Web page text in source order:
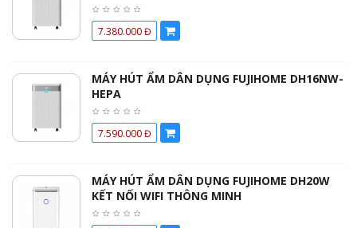
7.380.000 Đ
MÁY HÚT ẨM DÂN DỤNG FUJIHOME DH16NW-
HEPA
7.590.000 Đ
MÁY HÚT ẨM DÂN DỤNG FUJIHOME DH20W
KẾT NỐI WIFI THÔNG MINH